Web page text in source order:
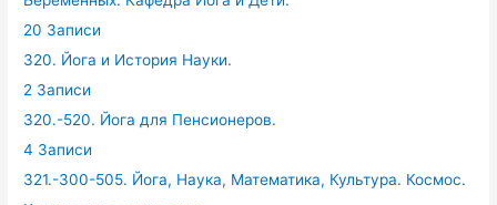
20 Записи
320. Йога и История Науки.
2 Записи
320.-520. Йога для Пенсионеров.
4 Записи
321.-300-505. Йога, Наука, Математика, Культура. Космос.